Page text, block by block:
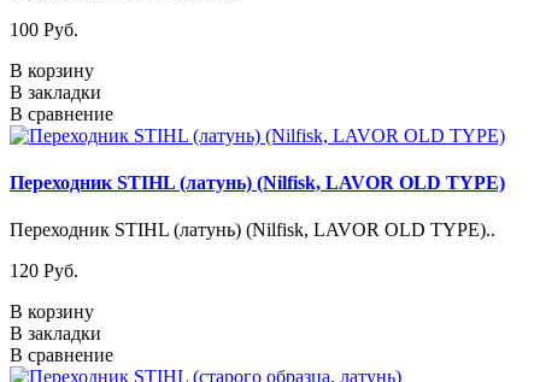
100 Pуб.
В корзину
В закладки
В сравнение
Переходник STIHL (латунь) (Nilfisk, LAVOR OLD TYPE)
Переходник STIHL (латунь) (Nilfisk, LAVOR OLD TYPE)..
120 Pуб.
В корзину
В закладки
В сравнение